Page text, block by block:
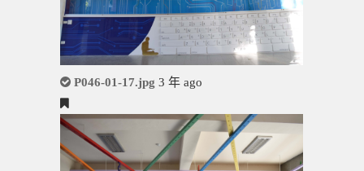
P046-01-17.jpg 3 年 ago